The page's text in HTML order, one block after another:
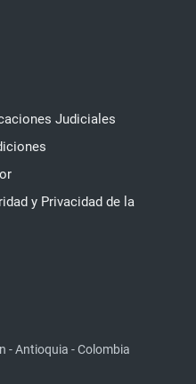
Judiciales
y Privacidad de la
- Antioquia - Colombia